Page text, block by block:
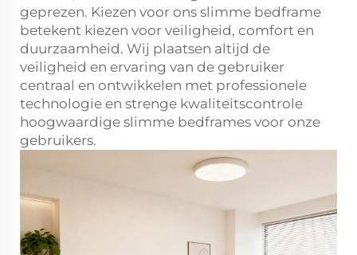
geprezen. Kiezen voor ons slimme bedframe
betekent kiezen voor veiligheid, comfort en
duurzaamheid. Wij plaatsen altijd de
veiligheid en ervaring van de gebruiker
centraal en ontwikkelen met professionele
technologie en strenge kwaliteitscontrole
hoogwaardige slimme bedframes voor onze
gebruikers.